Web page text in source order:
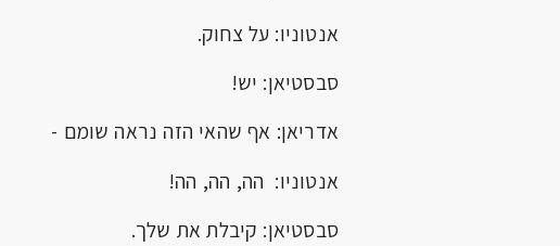
אנטוניו: על צחוק.
סבסטיאן: יש!
אדריאן: אף שהאי הזה נראה שומם -
אנטוניו: הה, הה, הה!
סבסטיאן: קיבלת את שלך.